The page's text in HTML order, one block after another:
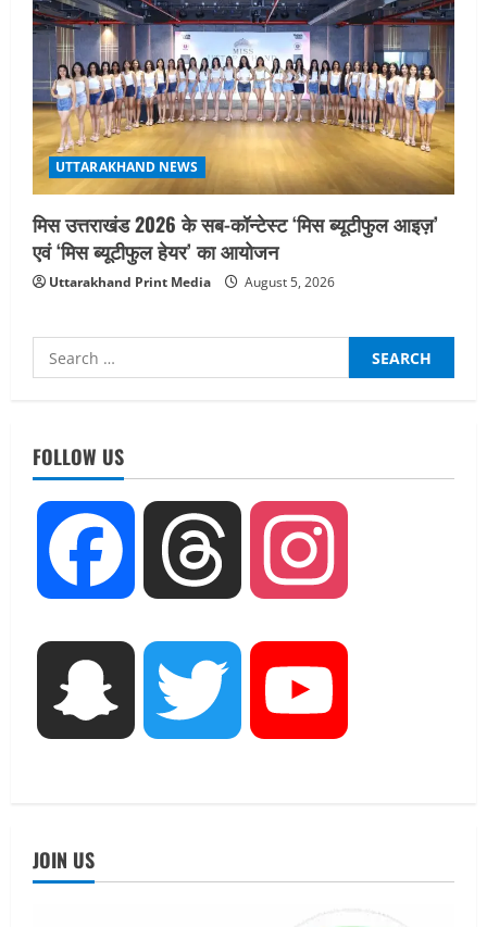
UTTARAKHAND NEWS
मिस उत्तराखंड 2026 के सब-कॉन्टेस्ट ‘मिस ब्यूटीफुल आइज़’
एवं ‘मिस ब्यूटीफुल हेयर’ का आयोजन
Uttarakhand Print Media August 5, 2026
Search
for:
FOLLOW US
Facebook Threads
Snapchat Twitter
JOIN US
August 6, 2026
UTTARAKHAND NEWS
मिस उत्तराखंड 2026 के सब-कॉन्टेस्ट ‘मिस
ब्यूटीफुल आइज़’ एवं ‘मिस ब्यूटीफुल हेयर’ का
August 5, 2026
UTTARAKHAND NEWS
एमआईटी वर्ल्ड पीस यूनिवर्सिटी और जर्मनी के
बीएसबीआई के बीच समझौता; भारतीय छात्रों